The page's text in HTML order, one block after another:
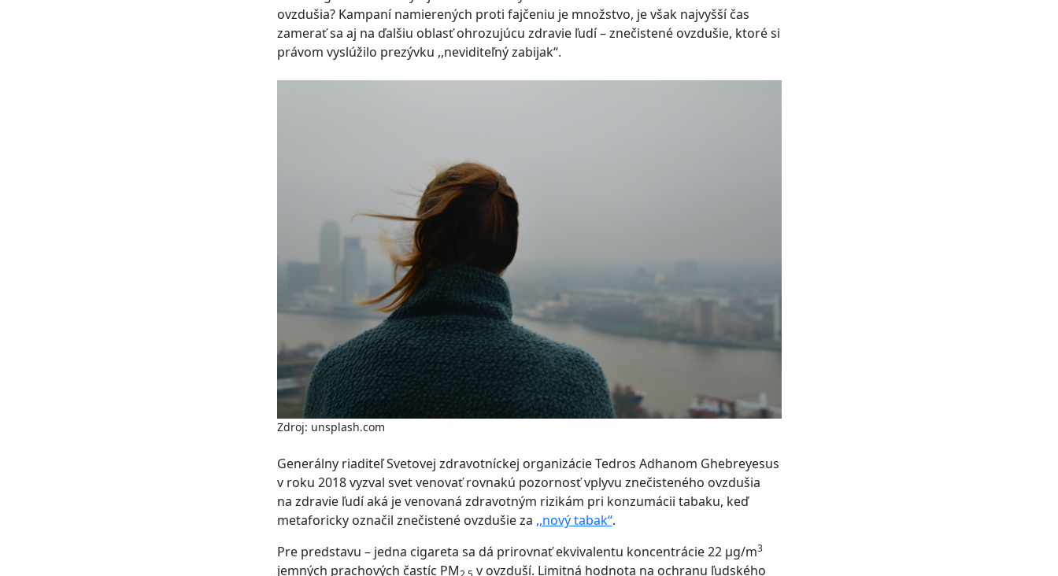
ovzdušia? Kampaní namierených proti fajčeniu je množstvo, je však najvyšší čas
zamerať sa aj na ďalšiu oblasť ohrozujúcu zdravie ľudí – znečistené ovzdušie, ktoré si
právom vyslúžilo prezývku ,,neviditeľný zabijak‘‘.
Zdroj: unsplash.com
Generálny riaditeľ Svetovej zdravotníckej organizácie Tedros Adhanom Ghebreyesus
v roku 2018 vyzval svet venovať rovnakú pozornosť vplyvu znečisteného ovzdušia
na zdravie ľudí aká je venovaná zdravotným rizikám pri konzumácii tabaku, keď
metaforicky označil znečistené ovzdušie za ,,nový tabak‘‘.
Pre predstavu – jedna cigareta sa dá prirovnať ekvivalentu koncentrácie 22 μg/m3
jemných prachových častíc PM
v ovzduší. Limitná hodnota na ochranu ľudského